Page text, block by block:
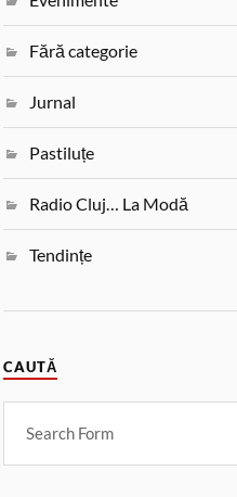
Fără categorie
Jurnal
Pastiluțe
Radio Cluj… La Modă
Tendințe
CAUTĂ